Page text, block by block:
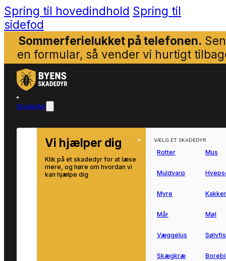
Spring til hovedindhold Spring til
sidefod
Sommerferielukket på telefonen.
en formular, så vender vi hurtigt
Skadedyr
Vi hjælper dig
Klik på et skadedyr for at læse
mere, og høre om hvordan vi
kan hjælpe dig
VÆLG ET SKADEDYR
Rotter Mus
Muldvarp
Myre
Mår Møl
Væggelus
Skægkræ